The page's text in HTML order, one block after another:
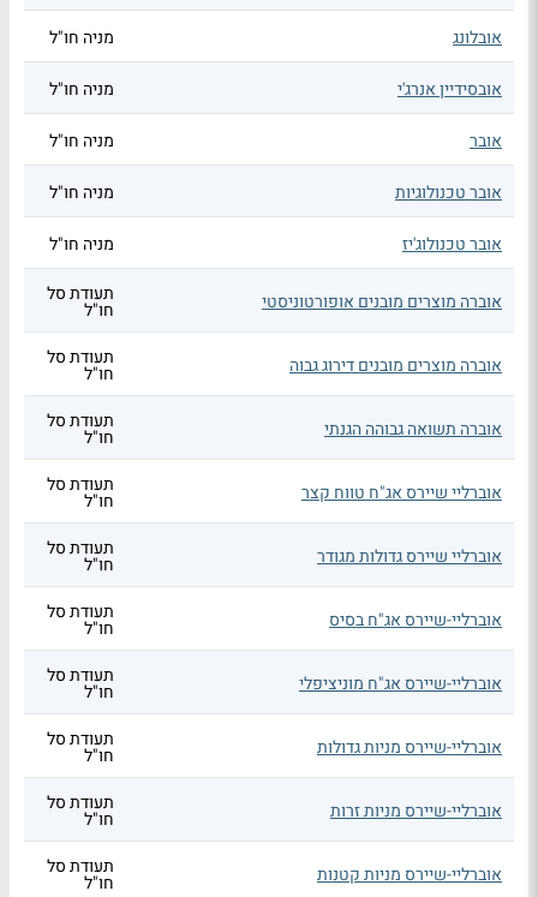
אובלונג מניה חו"ל
אובסידיין אנרג'י מניה חו"ל
אובר מניה חו"ל
אובר טכנולוגיות מניה חו"ל
אובר טכנולוג'יז מניה חו"ל
אוברה מוצרים מובנים אופורטוניסטי תעודת סל
חו"ל
אוברה מוצרים מובנים דירוג גבוה תעודת סל
חו"ל
אוברה תשואה גבוהה הגנתי תעודת סל
חו"ל
אוברליי שיירס אג"ח טווח קצר תעודת סל
חו"ל
אוברליי שיירס גדולות מגודר תעודת סל
חו"ל
אוברליי-שיירס אג"ח בסיס תעודת סל
חו"ל
אוברליי-שיירס אג"ח מוניציפלי תעודת סל
חו"ל
אוברליי-שיירס מניות גדולות תעודת סל
חו"ל
אוברליי-שיירס מניות זרות תעודת סל
חו"ל
אוברליי-שיירס מניות קטנות תעודת סל
חו"ל